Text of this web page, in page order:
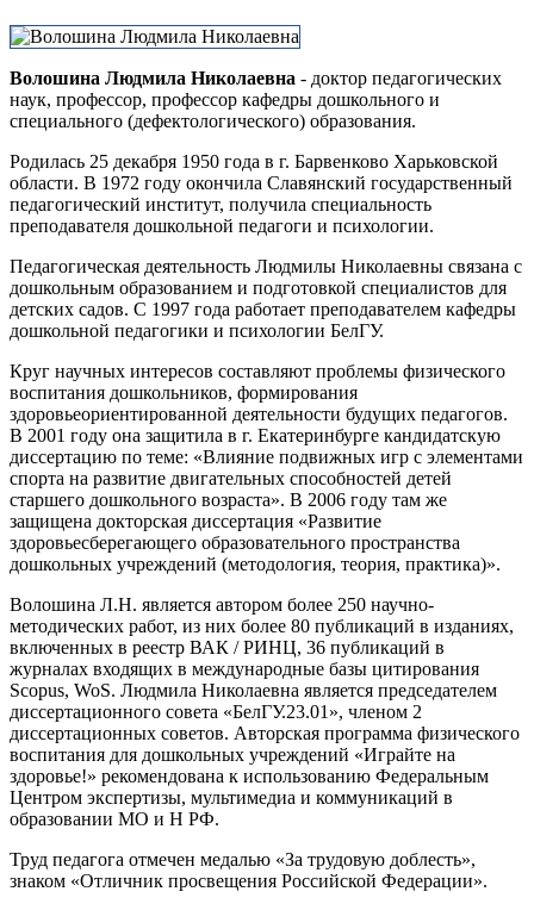
Волошина Людмила Николаевна - доктор педагогических
наук, профессор, профессор кафедры дошкольного и
специального (дефектологического) образования.
Родилась 25 декабря 1950 года в г. Барвенково Харьковской
области. В 1972 году окончила Славянский государственный
педагогический институт, получила специальность
преподавателя дошкольной педагоги и психологии.
Педагогическая деятельность Людмилы Николаевны связана с
дошкольным образованием и подготовкой специалистов для
детских садов. С 1997 года работает преподавателем кафедры
дошкольной педагогики и психологии БелГУ.
Круг научных интересов составляют проблемы физического
воспитания дошкольников, формирования
здоровьеориентированной деятельности будущих педагогов.
В 2001 году она защитила в г. Екатеринбурге кандидатскую
диссертацию по теме: «Влияние подвижных игр с элементами
спорта на развитие двигательных способностей детей
старшего дошкольного возраста». В 2006 году там же
защищена докторская диссертация «Развитие
здоровьесберегающего образовательного пространства
дошкольных учреждений (методология, теория, практика)».
Волошина Л.Н. является автором более 250 научно-
методических работ, из них более 80 публикаций в изданиях,
включенных в реестр ВАК / РИНЦ, 36 публикаций в
журналах входящих в международные базы цитирования
Scopus, WoS. Людмила Николаевна является председателем
диссертационного совета «БелГУ.23.01», членом 2
диссертационных советов. Авторская программа физического
воспитания для дошкольных учреждений «Играйте на
здоровье!» рекомендована к использованию Федеральным
Центром экспертизы, мультимедиа и коммуникаций в
образовании МО и Н РФ.
Труд педагога отмечен медалью «За трудовую доблесть»,
знаком «Отличник просвещения Российской Федерации».